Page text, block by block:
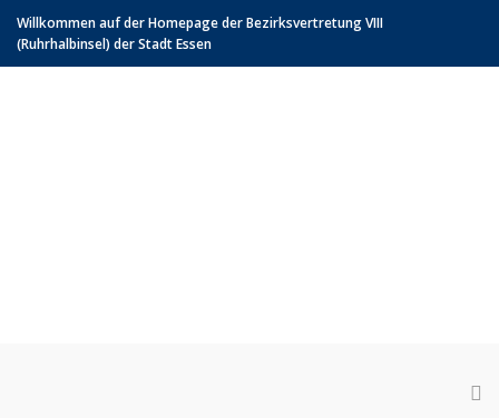
Willkommen auf der Homepage der Bezirksvertretung VIII
(Ruhrhalbinsel) der Stadt Essen